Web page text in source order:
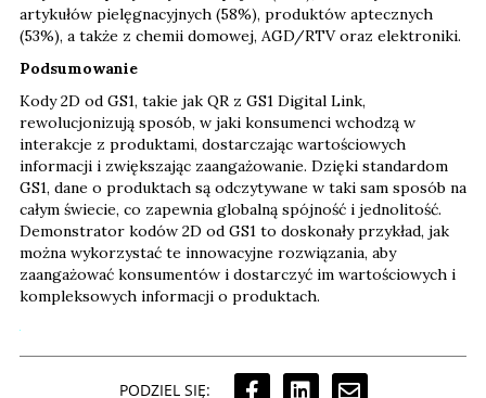
Podsumowanie
rewolucjonizują sposób, w jaki konsumenci wchodzą w
interakcje z produktami, dostarczając wartościowych
informacji i zwiększając zaangażowanie. Dzięki standardom
GS1, dane o produktach są odczytywane w taki sam sposób na
całym świecie, co zapewnia globalną spójność i jednolitość.
Demonstrator kodów 2D od GS1 to doskonały przykład, jak
można wykorzystać te innowacyjne rozwiązania, aby
zaangażować konsumentów i dostarczyć im wartościowych i
kompleksowych informacji o produktach.